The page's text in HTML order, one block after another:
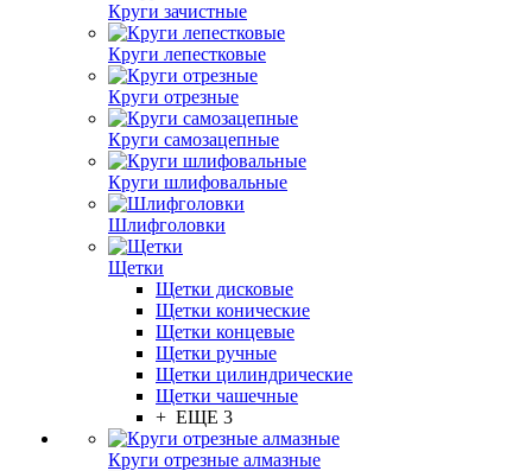
Круги зачистные
Круги лепестковые
Круги отрезные
Круги самозацепные
Круги шлифовальные
Шлифголовки
Щетки
Щетки дисковые
Щетки конические
Щетки концевые
Щетки ручные
Щетки цилиндрические
Щетки чашечные
+ ЕЩЕ 3
Круги отрезные алмазные